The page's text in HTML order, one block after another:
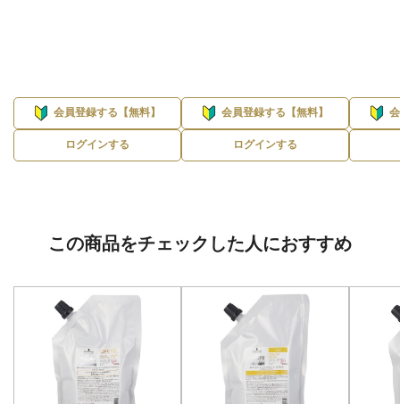
会員登録する【無料】
ログインする
会員登録する【無料】
ログインする
この商品をチェックした人におすすめ